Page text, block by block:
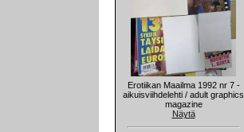
Erotiikan Maailma 1992 nr 7 -
aikuisviihdelehti / adult graphics
magazine
Näytä